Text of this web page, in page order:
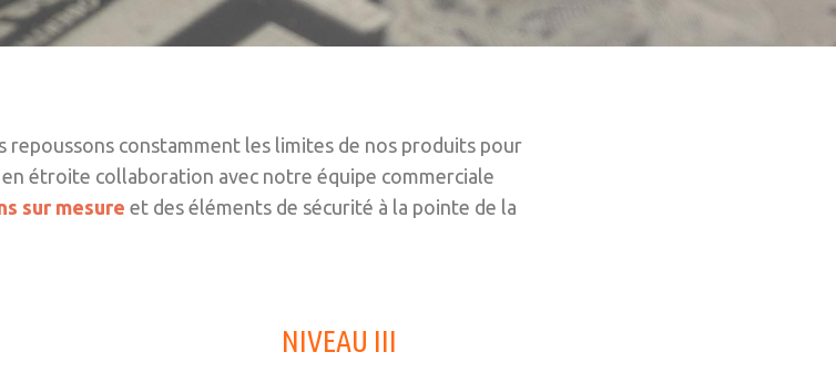
constamment les limites de nos produits pour
étroite collaboration avec notre équipe commerciale
sur mesure et des éléments de sécurité à la pointe de la
NIVEAU III